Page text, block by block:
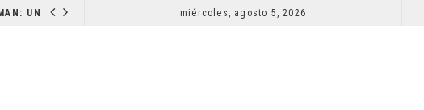
miércoles, agosto 5, 2026